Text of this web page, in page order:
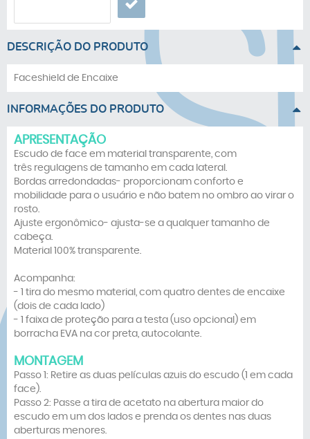
DESCRIÇÃO DO PRODUTO
Faceshield de Encaixe
INFORMAÇÕES DO PRODUTO
APRESENTAÇÃO
Escudo de face em material transparente, com
três regulagens de tamanho em cada lateral.
Bordas arredondadas- proporcionam conforto e
mobilidade para o usuário e não batem no ombro ao virar o
rosto.
Ajuste ergonômico- ajusta-se a qualquer tamanho de
cabeça.
Material 100% transparente.
Acompanha:
- 1 tira do mesmo material, com quatro dentes de encaixe
(dois de cada lado)
- 1 faixa de proteção para a testa (uso opcional) em
borracha EVA na cor preta, autocolante.
MONTAGEM
Passo 1: Retire as duas películas azuis do escudo (1 em cada
face).
Passo 2: Passe a tira de acetato na abertura maior do
escudo em um dos lados e prenda os dentes nas duas
aberturas menores.